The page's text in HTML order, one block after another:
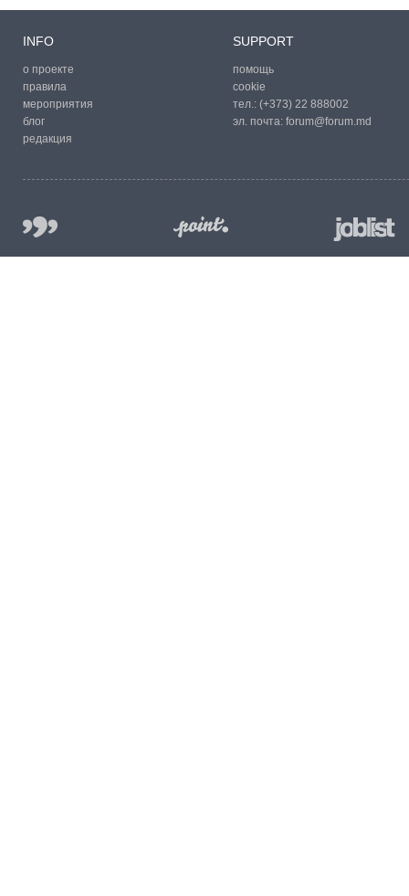
INFO
о проекте
правила
мероприятия
блог
редакция
SUPPORT
помощь
cookie
тел.: (+373) 22 888002
эл. почта: forum@forum.md